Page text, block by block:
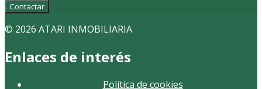
Contactar
© 2026 ATARI INMOBILIARIA
Enlaces de interés
Política de cookies